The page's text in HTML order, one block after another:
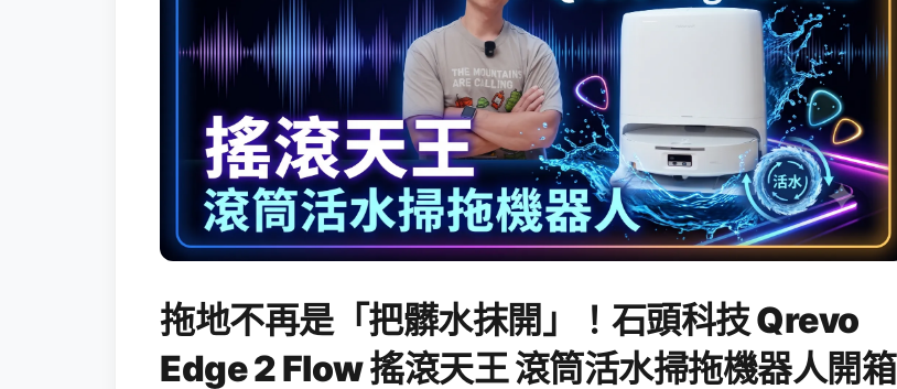
拖地不再是「把髒水抹開」！石頭科技 Qrevo
Edge 2 Flow 搖滾天王 滾筒活水掃拖機器人開箱